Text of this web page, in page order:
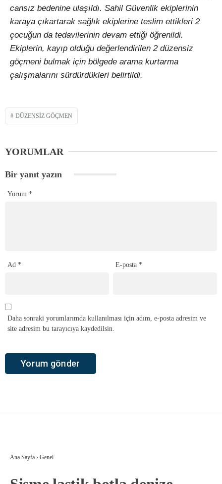
cansız bedenine ulaşıldı. Sahil Güvenlik ekiplerinin
karaya çıkartarak sağlık ekiplerine teslim ettikleri 2
çocuğun da tedavilerinin devam ettiği öğrenildi.
Ekiplerin, kayıp olduğu değerlendirilen 2 düzensiz
göçmeni bulmak için bölgede arama kurtarma
çalışmalarını sürdürdükleri belirtildi.
DÜZENSIZ GÖÇMEN
YORUMLAR
Bir yanıt yazın
Yorum *
Ad * E-posta *
Daha sonraki yorumlarımda kullanılması için adım, e-posta adresim ve
site adresim bu tarayıcıya kaydedilsin.
Ana Sayfa › Genel